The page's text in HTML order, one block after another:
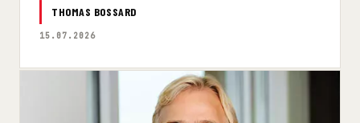
THOMAS BOSSARD
15.07.2026